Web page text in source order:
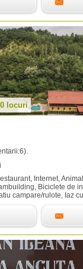
locuri
6).
Internet,
Biciclete de
campare/rulote, Iaz